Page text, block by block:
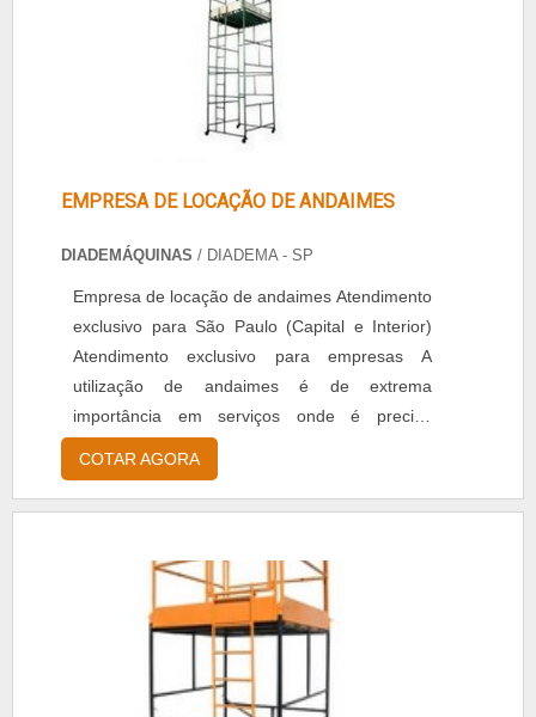
construtoras, empreiteira....
EMPRESA DE LOCAÇÃO DE ANDAIMES
DIADEMÁQUINAS / DIADEMA - SP
Empresa de locação de andaimes Atendimento
exclusivo para São Paulo (Capital e Interior)
Atendimento exclusivo para empresas A
utilização de andaimes é de extrema
importância em serviços onde é preciso
alcançar lugares altos, pois torna a tarefa mais
simples e segura. Por isso, a importância de
produtos de qualidade, que irão garantir
segurança e eficiência. A Diademáq....
COTAR AGORA